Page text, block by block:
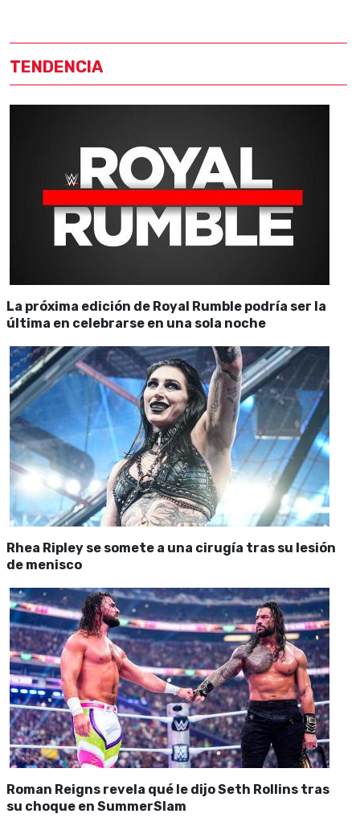
TENDENCIA
La próxima edición de Royal Rumble podría ser la
última en celebrarse en una sola noche
Rhea Ripley se somete a una cirugía tras su lesión
de menisco
Roman Reigns revela qué le dijo Seth Rollins tras
su choque en SummerSlam